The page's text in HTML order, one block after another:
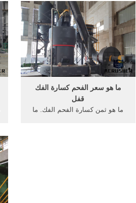
5000; مواصفات مطرقة كسارة
الفحم الهند; الفرق بين مطاحن
الفحم xrp 803 ومصانع ...
ما هو سعر الفحم كسارة الفك
قفل
ما هو ثمن كسارة الفحم الفك. ما